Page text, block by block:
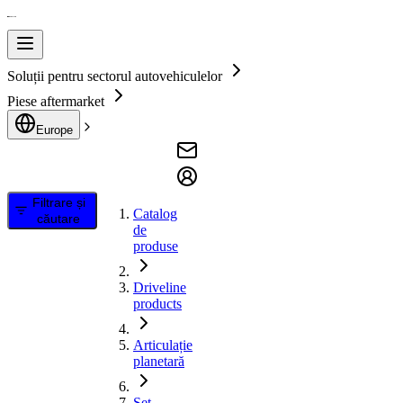
Soluții pentru sectorul autovehiculelor
Piese aftermarket
Europe
Filtrare și
căutare
Catalog
de
produse
Driveline
products
Articulație
planetară